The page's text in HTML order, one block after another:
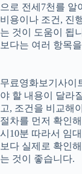
으로 전세7천를 알
비용이나 조건, 진
는 것이 도움이 됩
보다는 여러 항목
무료영화보기사이
야 할 내용이 달라
고, 조건을 비교해
절차를 먼저 확인
시10분 따라서 임
보다 실제로 확인
는 것이 좋습니다.